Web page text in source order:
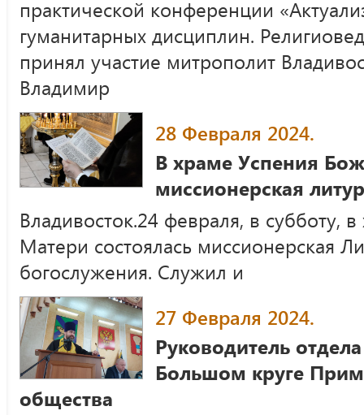
практической конференции
гуманитарных дисциплин.
принял участие митрополит
Владимир
28 Февраля 2024.
В храме Успения
миссионерская
Владивосток.24 февраля, в субботу,
Матери состоялась миссионерская
богослужения. Служил и
27 Февраля 2024.
Руководитель
Большом круге
общества